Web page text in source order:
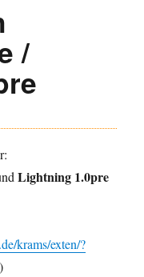
/
Lightning 1.0pre
krams/exten/?